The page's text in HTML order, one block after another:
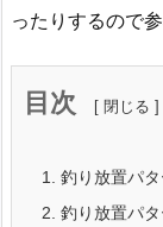
ったりするので参
目次
1.
釣り放置パ
2. 釣り放置パ